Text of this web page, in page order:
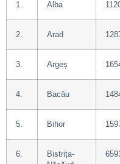
1. Alba
2. Arad
3. Argeș
4. Bacău
5. Bihor
6.
Bistrița-